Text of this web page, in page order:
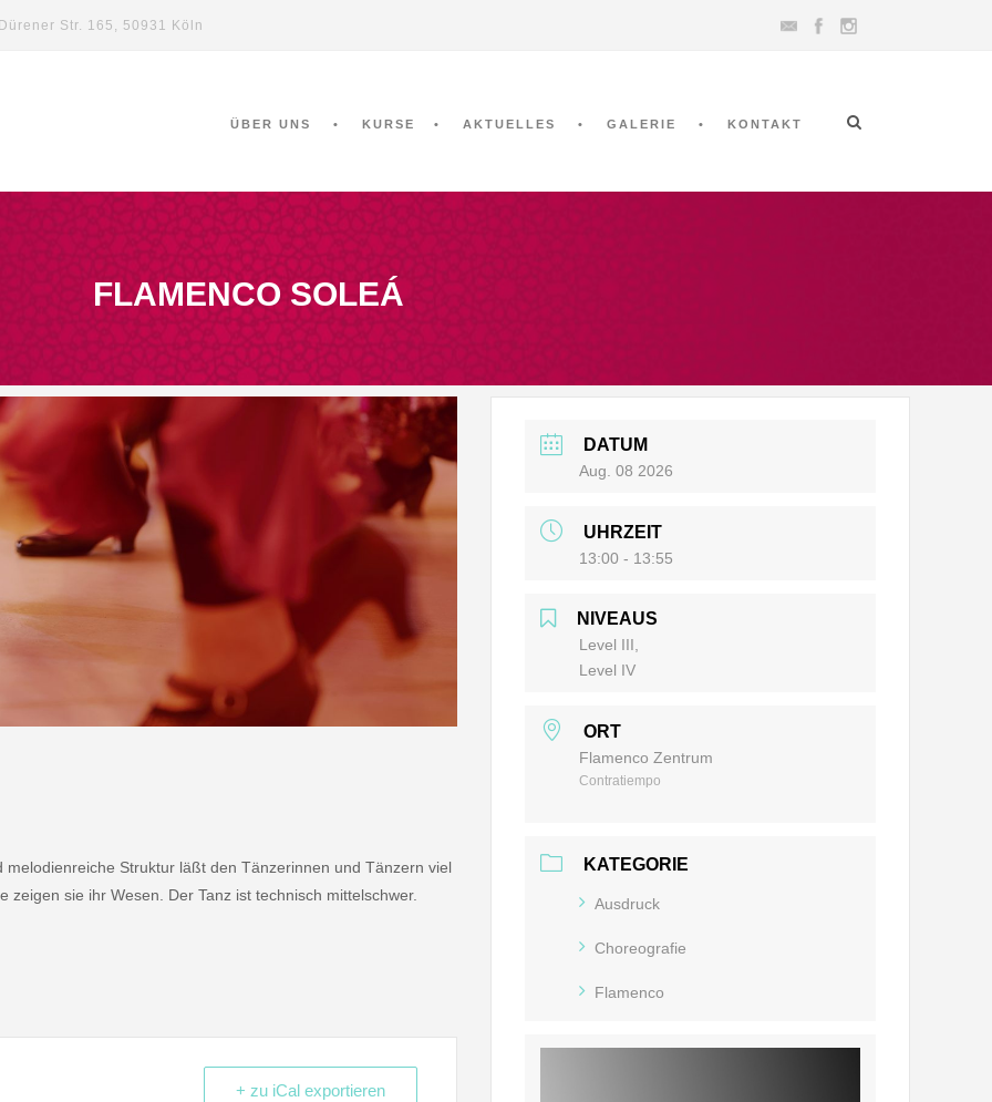
Dürener Str. 165, 50931 Köln
ÜBER UNS KURSE AKTUELLES GALERIE KONTAKT
FLAMENCO SOLEÁ
Struktur läßt den Tänzerinnen und Tänzern viel
sie ihr Wesen. Der Tanz ist technisch mittelschwer.
+ zu iCal exportieren
DATUM
Aug. 08 2026
UHRZEIT
13:00 - 13:55
NIVEAUS
Level III,
Level IV
ORT
Flamenco Zentrum
Contratiempo
KATEGORIE
Ausdruck
Choreografie
Flamenco